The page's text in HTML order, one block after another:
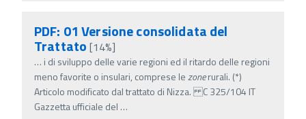
PDF: 01 Versione consolidata del
Trattato [14%]
… i di sviluppo delle varie regioni ed il ritardo delle regioni
meno favorite o insulari, comprese lezonerurali. (*)
Articolo modificato dal trattato di Nizza. C 325/104 IT
Gazzetta ufficiale del …